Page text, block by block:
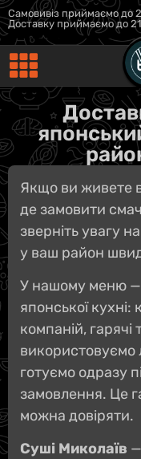
Самовивіз приймаємо до
Доставку приймаємо до
Якщо ви живете
де замовити
зверніть увагу на
у ваш район
У нашому меню —
японської кухні:
компаній, гарячі
використовуємо
готуємо одразу
замовлення. Це
можна довіряти.
Суші Миколаїв